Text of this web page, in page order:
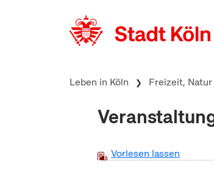
Leben in Köln Freizeit,
Vorlesen lassen